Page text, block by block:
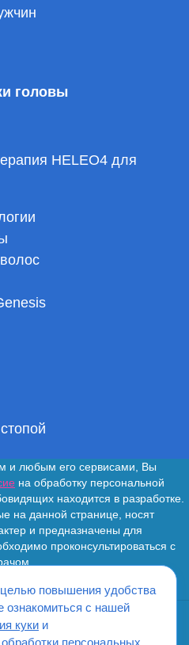
головы
HELEO4 для
и любым его сервисами, Вы
на обработку персональной
находится в разработке.
на данной странице, носят
и предназначены для
проконсультироваться с
НЕОБХОДИМО
повышения удобства
ознакомиться с нашей
куки и
персональных